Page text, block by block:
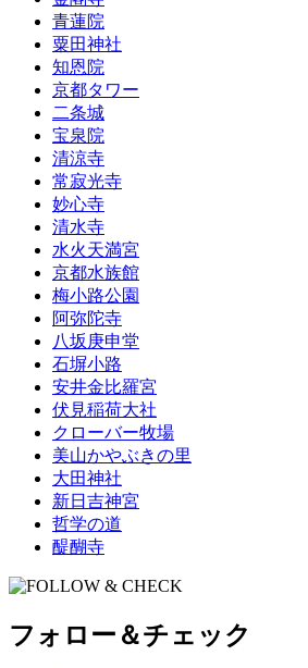
青蓮院
粟田神社
知恩院
京都タワー
二条城
宝泉院
清涼寺
常寂光寺
妙心寺
清水寺
水火天満宮
京都水族館
梅小路公園
阿弥陀寺
八坂庚申堂
石塀小路
安井金比羅宮
伏見稲荷大社
クローバー牧場
美山かやぶきの里
大田神社
新日吉神宮
哲学の道
醍醐寺
フォロー＆チェック